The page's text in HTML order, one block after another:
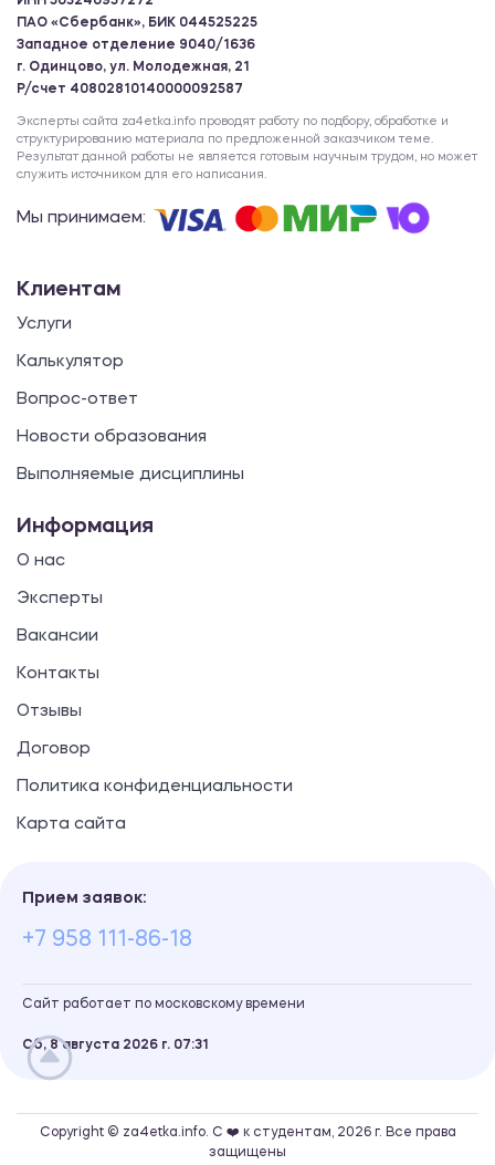
ПАО «Сбербанк», БИК 044525225
Западное отделение 9040/1636
г. Одинцово, ул. Молодежная, 21
Р/счет 40802810140000092587
Эксперты сайта za4etka.info проводят работу по подбору, обработке и
структурированию материала по предложенной заказчиком теме.
Результат данной работы не является готовым научным трудом, но может
служить источником для его написания.
Мы принимаем:
Клиентам
Услуги
Калькулятор
Вопрос-ответ
Новости образования
Выполняемые дисциплины
Информация
О нас
Эксперты
Вакансии
Контакты
Отзывы
Договор
Политика конфиденциальности
Карта сайта
Прием заявок:
+7 958 111-86-18
Сайт работает по московскому времени
Сб, 8 августа 2026 г. 07 31
Copyright © za4etka.info. С ❤️ к студентам, 2026 г. Все права
защищены